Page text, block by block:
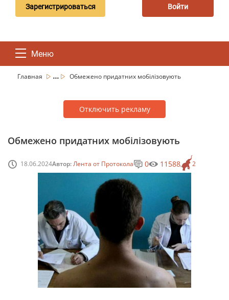
Зарегистрироваться Войти
Меню
Главная ... Обмежено придатних мобілізовують
Отключить рекламу
Обмежено придатних мобілізовують
18.06.2024Автор:Лента от Протокола 2
0 11588